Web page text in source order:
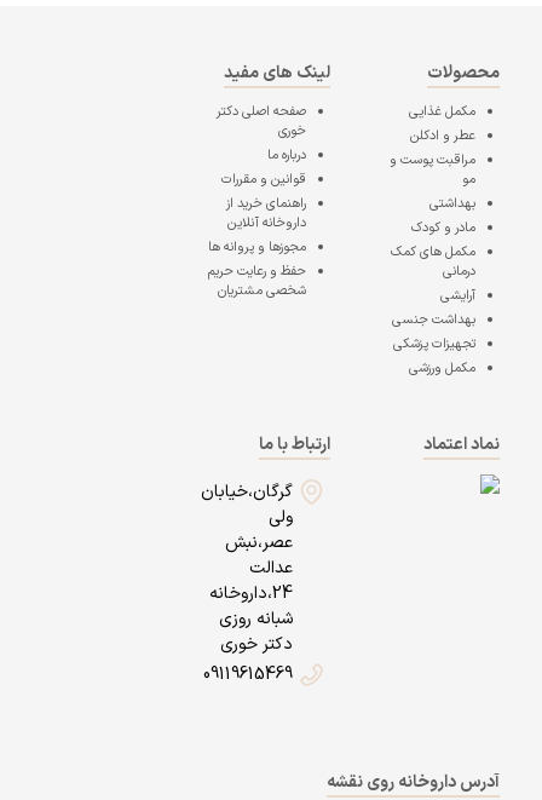
محصولات
مکمل غذایی
عطر و ادکلن
مراقبت پوست و
مو
بهداشتی
مادر و کودک
مکمل های کمک
درمانی
آرایشی
بهداشت جنسی
تجهیزات پزشکی
مکمل ورزشی
لینک های مفید
صفحه اصلیدکتر
خوری
درباره ما
قوانین و مقررات
راهنمای خرید از
داروخانه آنلاین
مجوزها و پروانه ها
حفظ و رعایت حریم
شخصی مشتریان
نماد اعتماد
ارتباط با ما
گرگان،خیابان
ولی
عصر،نبش
عدالت
24،داروخانه
شبانه روزی
دکتر خوری
09119615469
آدرس داروخانه روی نقشه